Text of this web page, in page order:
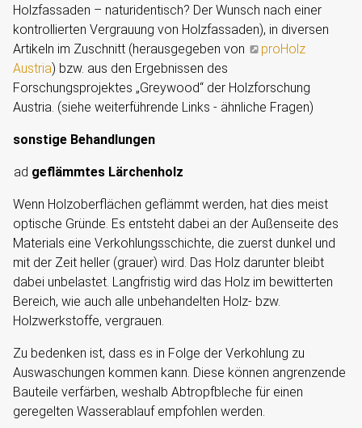
Holzfassaden – naturidentisch? Der Wunsch nach einer
kontrollierten Vergrauung von Holzfassaden), in diversen
Artikeln im Zuschnitt (herausgegeben von
proHolz
Austria) bzw. aus den Ergebnissen des
Forschungsprojektes „Greywood“ der Holzforschung
Austria. (siehe weiterführende Links - ähnliche Fragen)
sonstige Behandlungen
ad geflämmtes Lärchenholz
Wenn Holzoberflächen geflämmt werden, hat dies meist
optische Gründe. Es entsteht dabei an der Außenseite des
Materials eine Verkohlungsschichte, die zuerst dunkel und
mit der Zeit heller (grauer) wird. Das Holz darunter bleibt
dabei unbelastet. Langfristig wird das Holz im bewitterten
Bereich, wie auch alle unbehandelten Holz- bzw.
Holzwerkstoffe, vergrauen.
Zu bedenken ist, dass es in Folge der Verkohlung zu
Auswaschungen kommen kann. Diese können angrenzende
Bauteile verfärben, weshalb Abtropfbleche für einen
geregelten Wasserablauf empfohlen werden.